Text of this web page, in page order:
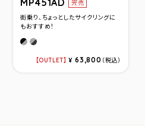
完売
街乗り、ちょっとしたサイクリングに
もおすすめ！
マットブラック/シルバー
メタリックシルバー/ブラック
OUTLET ¥ 63,800 （税込）